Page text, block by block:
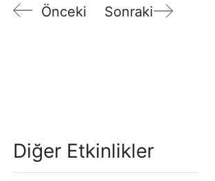
Önceki Sonraki
Diğer Etkinlikler